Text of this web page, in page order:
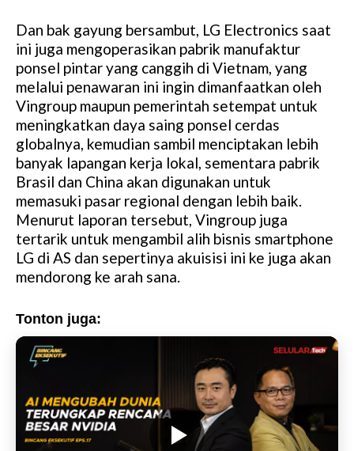
Dan bak gayung bersambut, LG Electronics saat
ini juga mengoperasikan pabrik manufaktur
ponsel pintar yang canggih di Vietnam, yang
melalui penawaran ini ingin dimanfaatkan oleh
Vingroup maupun pemerintah setempat untuk
meningkatkan daya saing ponsel cerdas
globalnya, kemudian sambil menciptakan lebih
banyak lapangan kerja lokal, sementara pabrik
Brasil dan China akan digunakan untuk
memasuki pasar regional dengan lebih baik.
Menurut laporan tersebut, Vingroup juga
tertarik untuk mengambil alih bisnis smartphone
LG di AS dan sepertinya akuisisi ini ke juga akan
mendorong ke arah sana.
Tonton juga: